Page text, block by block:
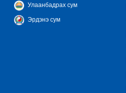
Улаанбадрах сум
Эрдэнэ сум